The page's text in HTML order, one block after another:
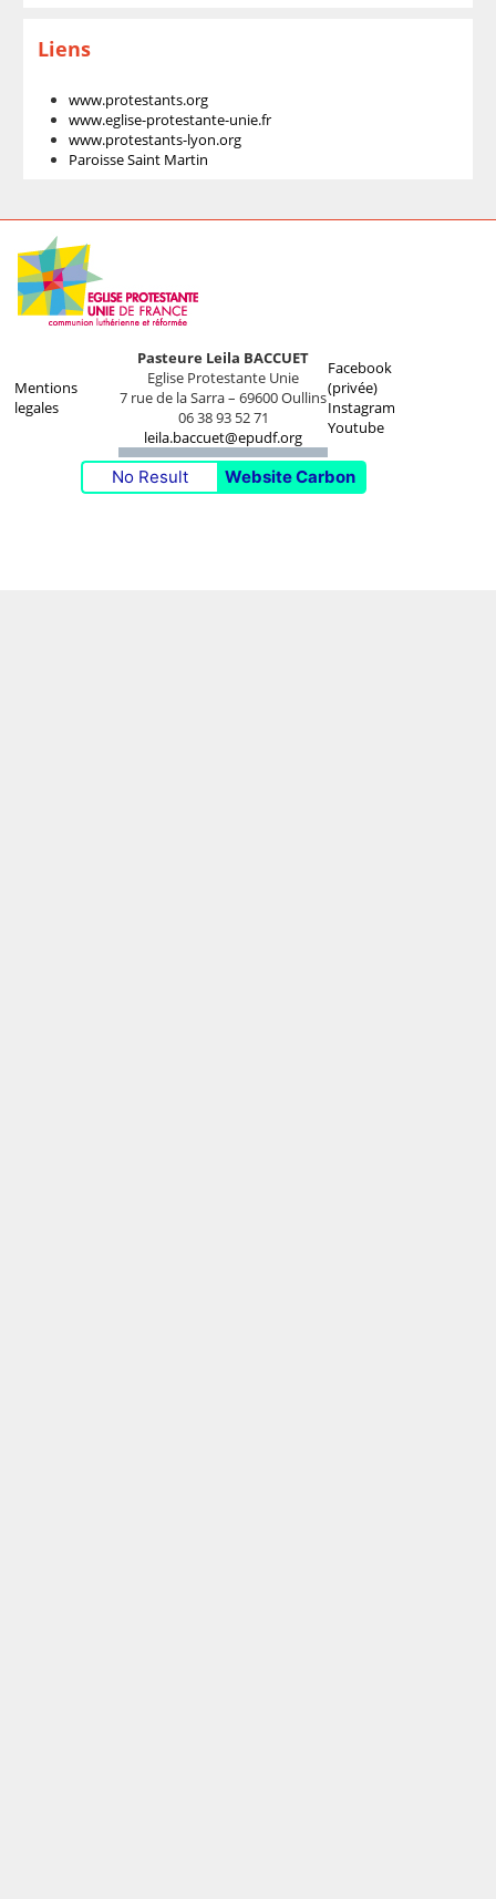
Liens
www.protestants.org
www.eglise-protestante-unie.fr
www.protestants-lyon.org
Paroisse Saint Martin
Mentions
legales
Pasteure Leila BACCUET
Eglise Protestante Unie
7 rue de la Sarra – 69600 Oullins
06 38 93 52 71
leila.baccuet@epudf.org
Facebook
(privée)
Instagram
Youtube
No Result Website Carbon